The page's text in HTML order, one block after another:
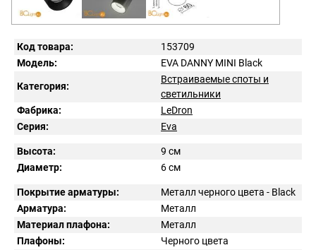
Код товара:
153709
Модель:
EVA DANNY MINI Black
Категория:
Встраиваемые споты и
светильники
Фабрика:
LeDron
Серия:
Eva
Высота:
9 см
Диаметр:
6 см
Покрытие арматуры:
Металл черного цвета - Black
Арматура:
Металл
Материал плафона:
Металл
Плафоны:
Черного цвета